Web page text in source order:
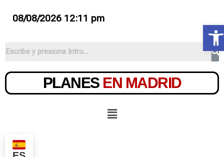
08/08/2026 12:11 pm
PLANES EN MADRID